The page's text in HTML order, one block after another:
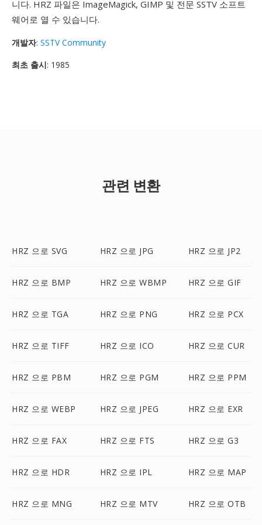
니다. HRZ 파일은 ImageMagick, GIMP 및 전문 SSTV 소프트
웨어로 열 수 있습니다.
개발자: SSTV Community
최초 출시: 1985
관련 변환
HRZ 으로 SVG HRZ 으로 JPG HRZ 으로 JP2
HRZ 으로 BMP HRZ 으로 WBMP HRZ 으로 GIF
HRZ 으로 TGA HRZ 으로 PNG HRZ 으로 PCX
HRZ 으로 TIFF HRZ 으로 ICO HRZ 으로 CUR
HRZ 으로 PBM HRZ 으로 PGM HRZ 으로 PPM
HRZ 으로 WEBP HRZ 으로 JPEG HRZ 으로 EXR
HRZ 으로 FAX HRZ 으로 FTS HRZ 으로 G3
HRZ 으로 HDR HRZ 으로 IPL HRZ 으로 MAP
HRZ 으로 MNG HRZ 으로 MTV HRZ 으로 OTB